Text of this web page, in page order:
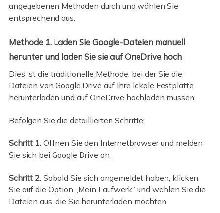
angegebenen Methoden durch und wählen Sie
entsprechend aus.
Methode 1. Laden Sie Google-Dateien manuell
herunter und laden Sie sie auf OneDrive hoch
Dies ist die traditionelle Methode, bei der Sie die
Dateien von Google Drive auf Ihre lokale Festplatte
herunterladen und auf OneDrive hochladen müssen.
Befolgen Sie die detaillierten Schritte:
Schritt 1.Öffnen Sie den Internetbrowser und melden
Sie sich bei Google Drive an.
Schritt 2.Sobald Sie sich angemeldet haben, klicken
Sie auf die Option „Mein Laufwerk“ und wählen Sie die
Dateien aus, die Sie herunterladen möchten.